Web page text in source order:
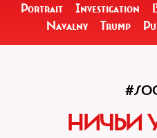
Portrait
Investigation
Navalny
Trump
НИЧЬИ